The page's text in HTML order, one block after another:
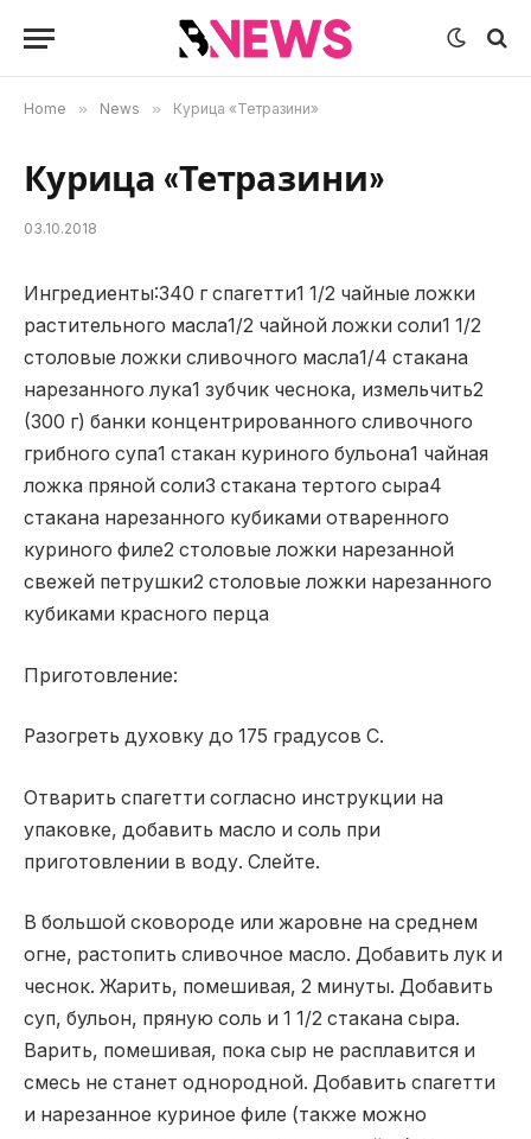
Home » News » Курица «Тетразини»
Курица «Тетразини»
03.10.2018
Ингредиенты:340 г спагетти1 1/2 чайные ложки
растительного масла1/2 чайной ложки соли1 1/2
столовые ложки сливочного масла1/4 стакана
нарезанного лука1 зубчик чеснока, измельчить2
(300 г) банки концентрированного сливочного
грибного супа1 стакан куриного бульона1 чайная
ложка пряной соли3 стакана тертого сыра4
стакана нарезанного кубиками отваренного
куриного филе2 столовые ложки нарезанной
свежей петрушки2 столовые ложки нарезанного
кубиками красного перца
Приготовление:
Разогреть духовку до 175 градусов С.
Отварить спагетти согласно инструкции на
упаковке, добавить масло и соль при
приготовлении в воду. Слейте.
В большой сковороде или жаровне на среднем
огне, растопить сливочное масло. Добавить лук и
чеснок. Жарить, помешивая, 2 минуты. Добавить
суп, бульон, пряную соль и 1 1/2 стакана сыра.
Варить, помешивая, пока сыр не расплавится и
смесь не станет однородной. Добавить спагетти
и нарезанное куриное филе (также можно